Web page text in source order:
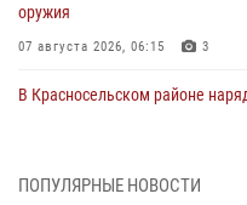
оружия
07 августа 2026, 06:15 3
В Красносельском районе
06 августа 2026, 13:39 1
ПОПУЛЯРНЫЕ НОВОСТИ